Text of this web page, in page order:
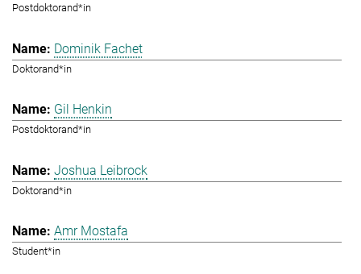
Postdoktorand*in
Dominik Fachet
Doktorand*in
Gil Henkin
Postdoktorand*in
Joshua Leibrock
Doktorand*in
Amr Mostafa
Student*in